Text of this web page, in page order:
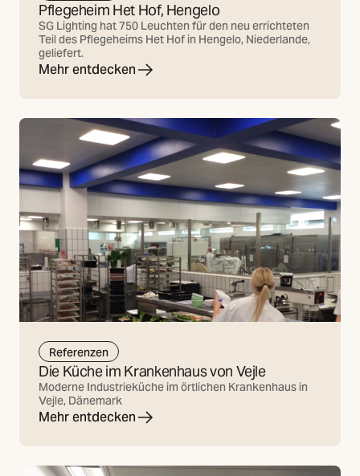
Pflegeheim Het Hof, Hengelo
SG Lighting hat 750 Leuchten für den neu errichteten
Teil des Pflegeheims Het Hof in Hengelo, Niederlande,
geliefert.
Mehr entdecken
Referenzen
Die Küche im Krankenhaus von Vejle
Moderne Industrieküche im örtlichen Krankenhaus in
Vejle, Dänemark
Mehr entdecken